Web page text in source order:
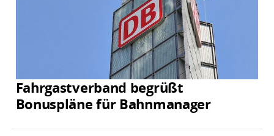
Fahrgastverband begrüßt
Bonuspläne für Bahnmanager